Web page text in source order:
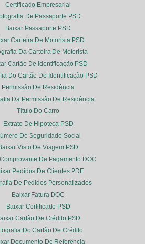
Certificado Empresarial
De Passaporte PSD
Baixar Passaporte PSD
Carteira De Motorista PSD
Da Carteira De Motorista
Cartão De Identificação PSD
Do Cartão De Identificação PSD
Permissão De Residência
Da Permissão De Residência
Título Do Carro
Extrato De Hipoteca PSD
De Seguridade Social
Visto De Viagem PSD
De Pagamento DOC
Pedidos De Clientes PDF
De Pedidos Personalizados
Baixar Fatura DOC
Baixar Certificado PSD
Cartão De Crédito PSD
Do Cartão De Crédito
Documento De Referência